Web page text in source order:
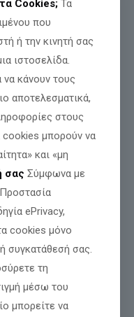
τολμούν να πουν την
να γνωριστούμε
σε καίνε.
τα Cookies; Τα
που
ή την κινητή σας
ιστοσελίδα.
να κάνουν τους
αποτελεσματικά,
στους
cookies μπορούν να
και «μη
σας Σύμφωνα με
ePrivacy,
cookies μόνο
συγκατάθεσή σας.
τη
μέσω του
μπορείτε να